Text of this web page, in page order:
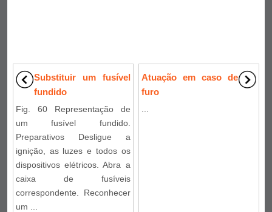
Substituir um fusível
fundido
Fig. 60 Representação de
um fusível fundido.
Preparativos Desligue a
ignição, as luzes e todos os
dispositivos elétricos. Abra a
caixa de fusíveis
correspondente. Reconhecer
um ...
Atuação em caso de
furo